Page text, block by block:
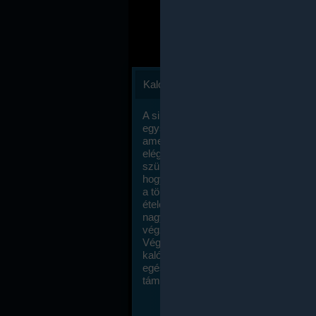
Kalóriaszámlálás
A sikeres fogyás titka valójában igen
egyszerű: égess több energiát, mint
amennyit beviszel. Természetesen
elég nagy fegyelemre és akaraterőre
szükség, de meglepődve fogod
hogy a kalóriaszámolás mennyire
a többi diétához képest. Itt nincsenek
ételek és a megengedett kalóriabevitelt
nagymértékben növelheted ha
végzel.
Végül, de nem utolsó sorban, a
kalóriaszámolás módszerét a legtöbb
egészségügyi szakorvos ajánlja és
támogatja.